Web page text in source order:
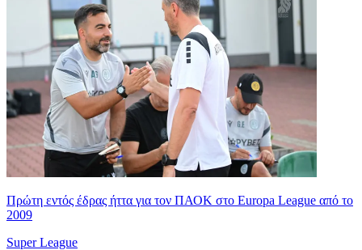
Πρώτη εντός έδρας ήττα για τον ΠΑΟΚ στο Europa League από το
2009
Super League